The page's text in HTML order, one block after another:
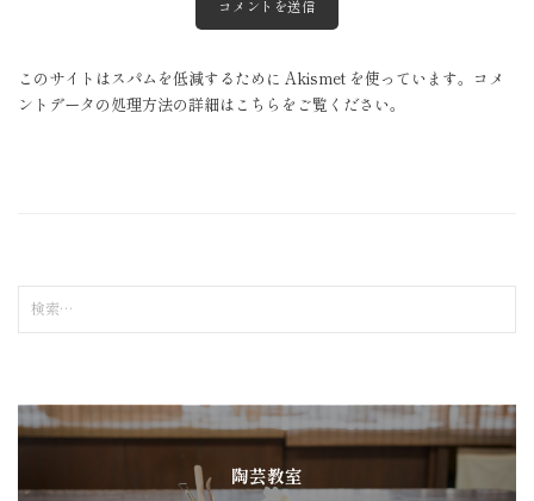
このサイトはスパムを低減するために Akismet を使っています。 コメ
ントデータの処理方法の詳細はこちらをご覧ください。
索
陶芸教室